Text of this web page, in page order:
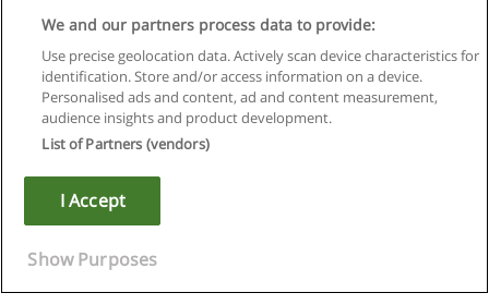
Règles d'utilisation
Confidentialité des données
Copyright © Educaedu Business S.L. - CIF : B-95610580: -
We and our partners process data to provide:
Use precise geolocation data. Actively scan device characteristics for
identification. Store and/or access information on a device.
Personalised ads and content, ad and content measurement,
audience insights and product development.
List of Partners (vendors)
I Accept
Show Purposes